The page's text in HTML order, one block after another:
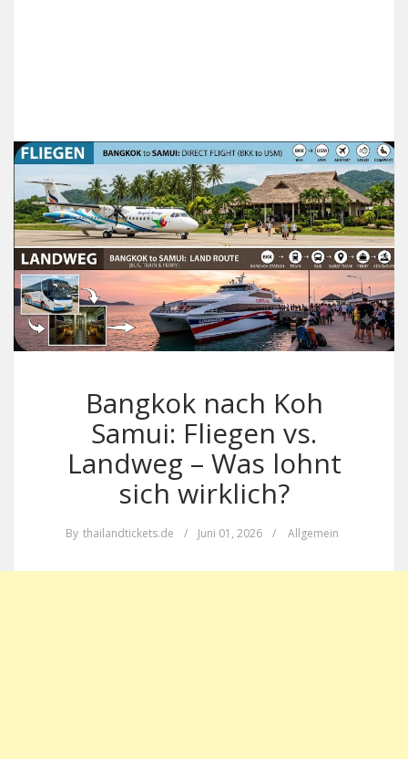
Bangkok nach Koh
Samui: Fliegen vs.
Landweg – Was lohnt
sich wirklich?
By thailandtickets.de / Juni 01, 2026 / Allgemein